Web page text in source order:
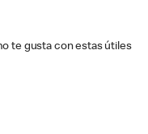
te gusta con estas útiles